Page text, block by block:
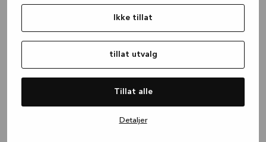
Ikke tillat
tillat utvalg
Tillat alle
Detaljer
(see the browser console for more
information).